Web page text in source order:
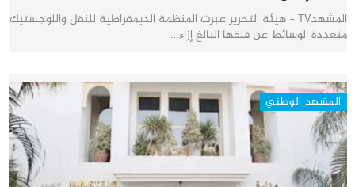
المشهدTV - هيئة التحرير عبرت المنظمة الديمقراطية للنقل واللوجستيك
متعددة الوسائط عن قلقها البالغ إزاء…
المشهد الوطني